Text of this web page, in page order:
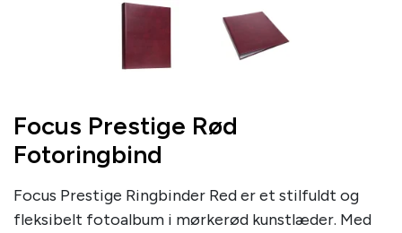
Focus Prestige Rød
Fotoringbind
Focus Prestige Ringbinder Red er et stilfuldt og
fleksibelt fotoalbum i mørkerød kunstlæder. Med